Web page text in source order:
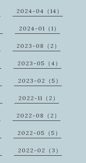
2024-04（14）
2024-01（1）
2023-08（2）
2023-05（4）
2023-02（5）
2022-11（2）
2022-08（2）
2022-05（5）
2022-02（3）